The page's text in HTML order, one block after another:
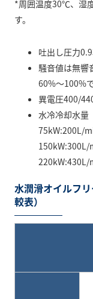
*周囲温度30℃、湿
す。
吐出し圧力
騒音値は無響
60%～100%
異電圧400/
水冷冷却水量
75kW:200L/
150kW:300L/
220kW:430L/
水潤滑オイルフ
較表）